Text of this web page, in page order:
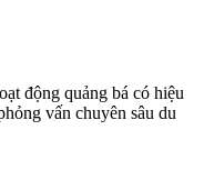
động quảng bá có hiệu
vấn chuyên sâu du